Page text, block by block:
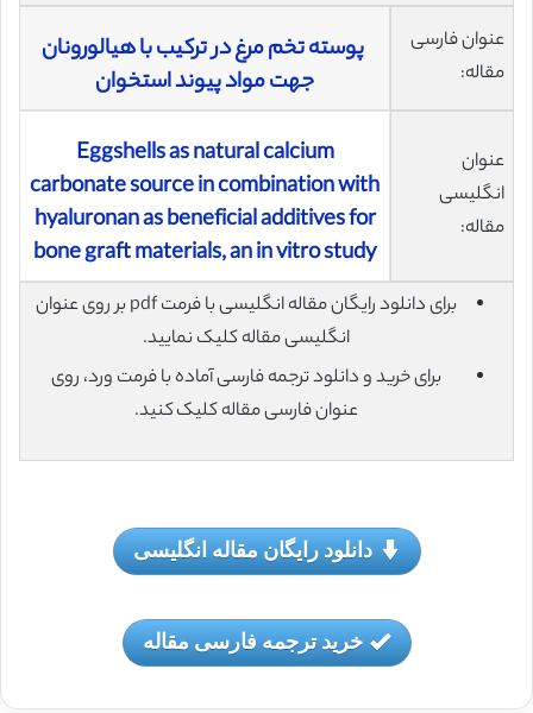
عنوان فارسی
مقاله:
پوسته تخم مرغ در ترکیب با هیالورونان
جهت مواد پیوند استخوان
عنوان
انگلیسی
مقاله:
Eggshells as natural calcium
carbonate source in combination with
hyaluronan as beneficial additives for
bone graft materials, an in vitro study
برای دانلود رایگان مقاله انگلیسی با فرمت pdf بر روی عنوان
انگلیسی مقاله کلیک نمایید.
برای خرید و دانلود ترجمه فارسی آماده با فرمت ورد، روی
عنوان فارسی مقاله کلیک کنید.
دانلود رایگان مقاله انگلیسی
خرید ترجمه فارسی مقاله